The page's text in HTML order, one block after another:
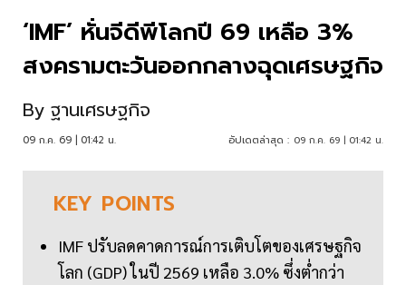
‘IMF’ หั่นจีดีพีโลกปี 69 เหลือ 3%
สงครามตะวันออกกลางฉุดเศรษฐกิจ
By ฐานเศรษฐกิจ
09 ก.ค. 69 | 01:42 น. อัปเดตล่าสุด : 09 ก.ค. 69 | 01:42 น.
KEY POINTS
IMF ปรับลดคาดการณ์การเติบโตของเศรษฐกิจ
โลก (GDP) ในปี 2569 เหลือ 3.0% ซึ่งต่ำกว่า